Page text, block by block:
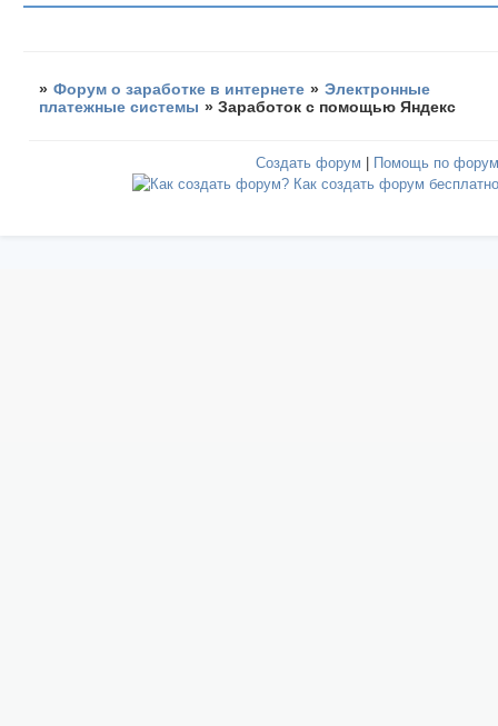
» Форум о заработке в интернете » Электронные
платежные системы »Заработок с помощью Яндекс
Создать форум | Помощь по